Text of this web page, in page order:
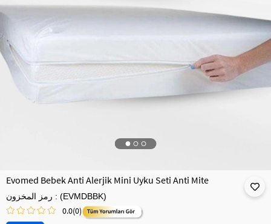
Evomed Bebek Anti Alerjik Mini Uyku Seti Anti Mite
رمز المخزون (EVMDBBK)
0.0(0)